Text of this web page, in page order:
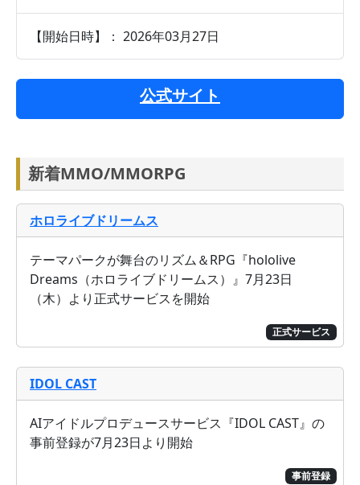
【開始日時】： 2026年03月27日
公式サイト
新着MMO/MMORPG
ホロライブドリームス
正式サービス
テーマパークが舞台のリズム＆RPG『hololive
Dreams（ホロライブドリームス）』7月23日
（木）より正式サービスを開始
IDOL CAST
事前登録
AIアイドルプロデュースサービス『IDOL CAST』の
事前登録が7月23日より開始